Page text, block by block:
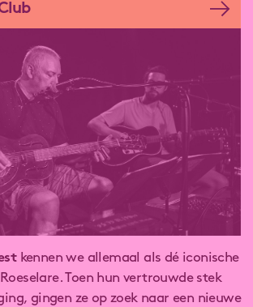
kennen we allemaal als dé iconische
Toen hun vertrouwde stek
gingen ze op zoek naar een nieuwe